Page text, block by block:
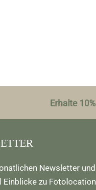
Erhalte
Newsletter
Einblicke zu